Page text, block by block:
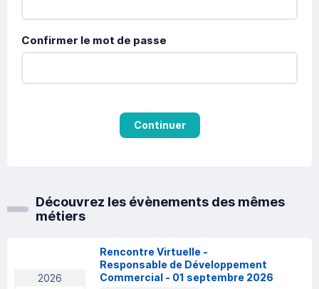
Confirmer le mot de passe
Continuer
Découvrez les évènements des mêmes
métiers
2026
Rencontre Virtuelle -
Responsable de Développement
Commercial - 01 septembre 2026